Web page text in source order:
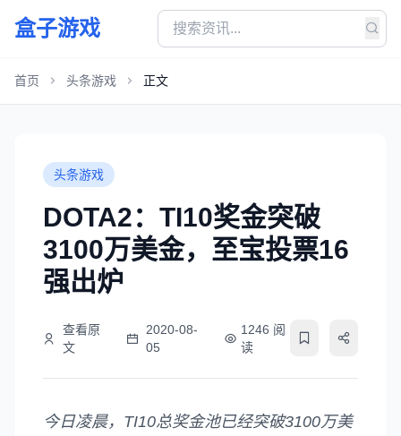
盒子游戏
首页 头条游戏 正文
头条游戏
DOTA2：TI10奖金突破
3100万美金，至宝投票16
强出炉
查看原
文
2020-08-
05
1246 阅
读
今日凌晨，TI10总奖金池已经突破3100万美